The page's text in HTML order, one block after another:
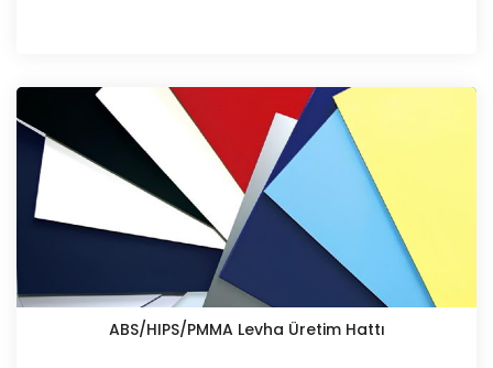
ABS/HIPS/PMMA Levha Üretim Hattı